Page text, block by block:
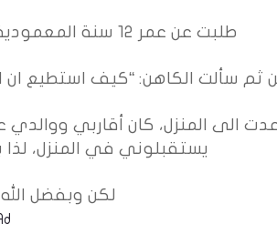
طلبت عن عمر 12 سنة المعمودية من تلقاء نفسي وهكذا حصل.
ثم سألت الكاهن: “كيف استطيع ان
الى المنزل، كان أقاربي
يستقبلوني في المنزل،
لكن وبفضل